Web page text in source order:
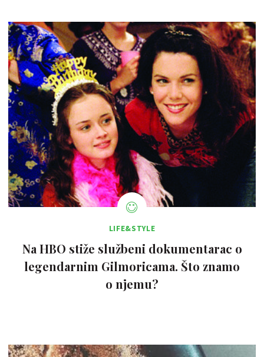
LIFE&STYLE
Na HBO stiže službeni dokumentarac o
legendarnim Gilmoricama. Što znamo
o njemu?